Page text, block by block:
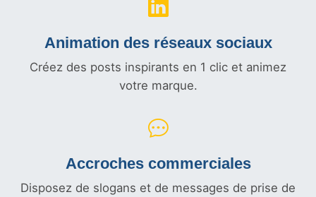
Animation des réseaux sociaux
Créez des posts inspirants en 1 clic et animez
votre marque.
Accroches commerciales
Disposez de slogans et de messages de prise de